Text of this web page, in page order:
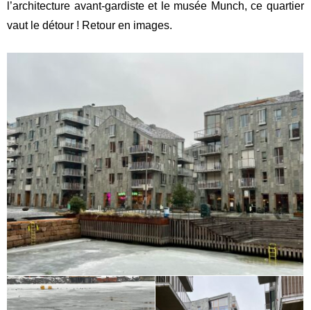
l’architecture avant-gardiste et le musée Munch, ce quartier
vaut le détour ! Retour en images.